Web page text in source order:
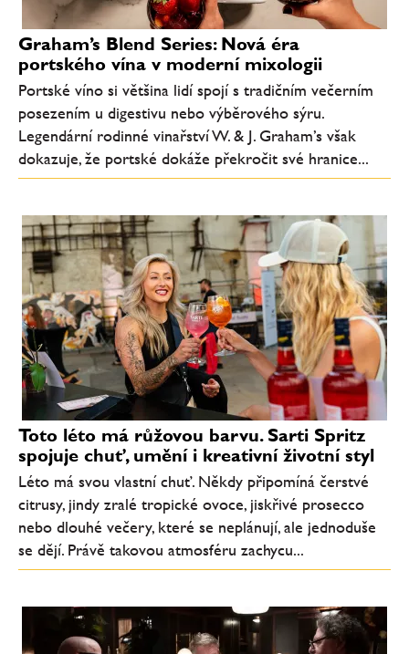
Graham’s Blend Series: Nová éra
portského vína v moderní mixologii
Portské víno si většina lidí spojí s tradičním večerním
posezením u digestivu nebo výběrového sýru.
Legendární rodinné vinařství W. & J. Graham’s však
dokazuje, že portské dokáže překročit své hranice...
Toto léto má růžovou barvu. Sarti Spritz
spojuje chuť, umění i kreativní životní styl
Léto má svou vlastní chuť. Někdy připomíná čerstvé
citrusy, jindy zralé tropické ovoce, jiskřivé prosecco
nebo dlouhé večery, které se neplánují, ale jednoduše
se dějí. Právě takovou atmosféru zachycu...